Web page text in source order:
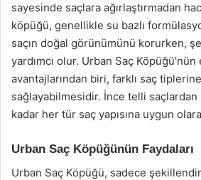
sayesinde saçlara ağırlaştırmadan
köpüğü, genellikle su bazlı
saçın doğal görünümünü korurken,
yardımcı olur. Urban Saç
avantajlarından biri, farklı saç
sağlayabilmesidir. İnce telli saçlardan
kadar her tür saç yapısına uygun
Urban Saç Köpüğünün Faydaları
Urban Saç Köpüğü, sadece